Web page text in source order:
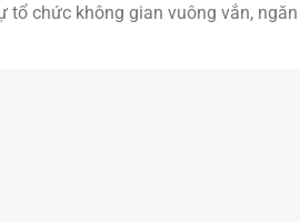
chức không gian vuông vắn,